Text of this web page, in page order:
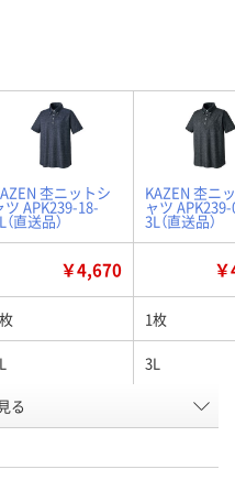
杢ニットシ
ツ APK239-18-
（直送品）
KAZEN 杢ニ
ャツ
3L（直送品）
￥4,670
1枚
3L
ネイビー 杢ブラック
る